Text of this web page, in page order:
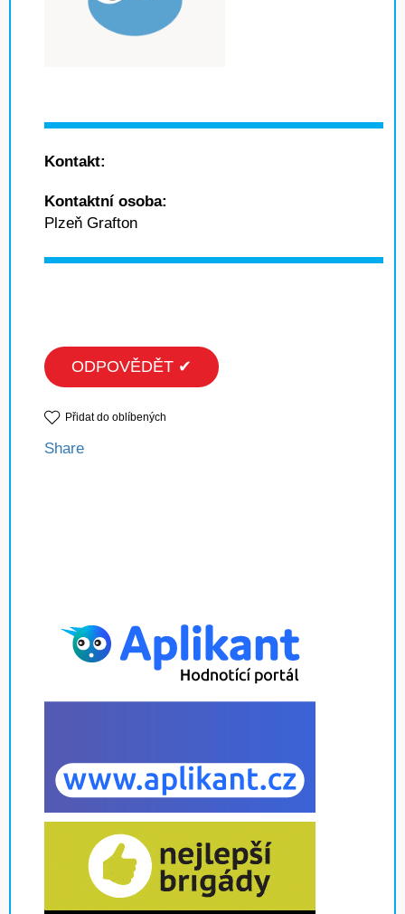
Kontakt:
Kontaktní osoba:
Plzeň Grafton
ODPOVĚDĚT ✔
Přidat do oblíbených
Share